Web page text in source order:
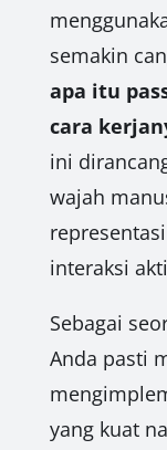
semakin
apa itu
cara
ini
wajah
interaksi
Sebagai
Anda pasti
yang kuat